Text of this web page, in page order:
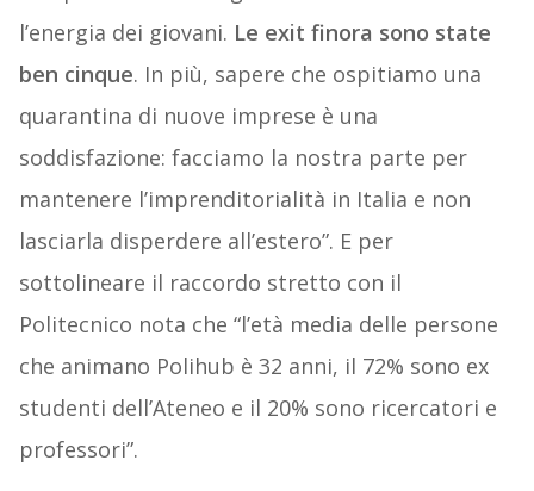
l’energia dei giovani. Le exit finora sono state
ben cinque. In più, sapere che ospitiamo una
quarantina di nuove imprese è una
soddisfazione: facciamo la nostra parte per
mantenere l’imprenditorialità in Italia e non
lasciarla disperdere all’estero”. E per
sottolineare il raccordo stretto con il
Politecnico nota che “l’età media delle persone
che animano Polihub è 32 anni, il 72% sono ex
studenti dell’Ateneo e il 20% sono ricercatori e
professori”.